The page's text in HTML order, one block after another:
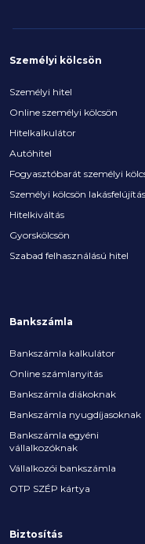
Személyi kölcsön
Személyi hitel
Online személyi kölcsön
Hitelkalkulátor
Autóhitel
Fogyasztóbarát személyi
Személyi kölcsön
Hitelkiváltás
Gyorskölcsön
Szabad felhasználású hitel
Bankszámla
Bankszámla kalkulátor
Online számlanyitás
Bankszámla diákoknak
Bankszámla nyugdíjasoknak
Bankszámla egyéni
vállalkozóknak
Vállalkozói bankszámla
OTP SZÉP kártya
Biztosítás